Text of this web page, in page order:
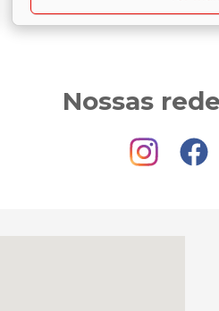
Nossas